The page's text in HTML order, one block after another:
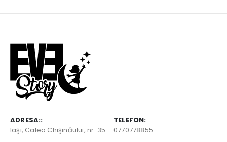
ADRESA::
Iaşi, Calea Chişinăului, nr. 35
TELEFON:
0770778855